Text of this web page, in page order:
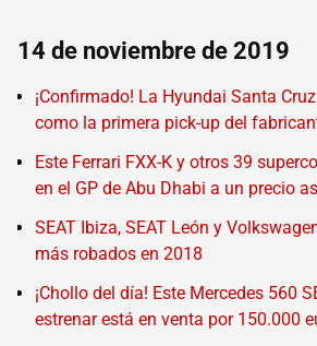
14 de noviembre de 2019
¡Confirmado! La Hyundai Santa
como la primera pick-up del
Este Ferrari FXX-K y otros 39
en el GP de Abu Dhabi a un precio
SEAT Ibiza, SEAT León y
más robados en 2018
¡Chollo del día! Este Mercedes 560
estrenar está en venta por 150.000